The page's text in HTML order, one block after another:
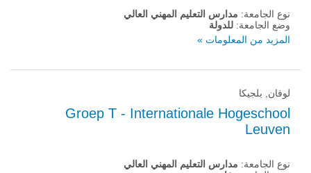
نوع الجامعة: مدارس التعليم المهني العالي
وضع الجامعة: للدولة
المزيد من المعلومات »
لوفان, بلجيكا
Groep T - Internationale Hogeschool
Leuven
نوع الجامعة: مدارس التعليم المهني العالي